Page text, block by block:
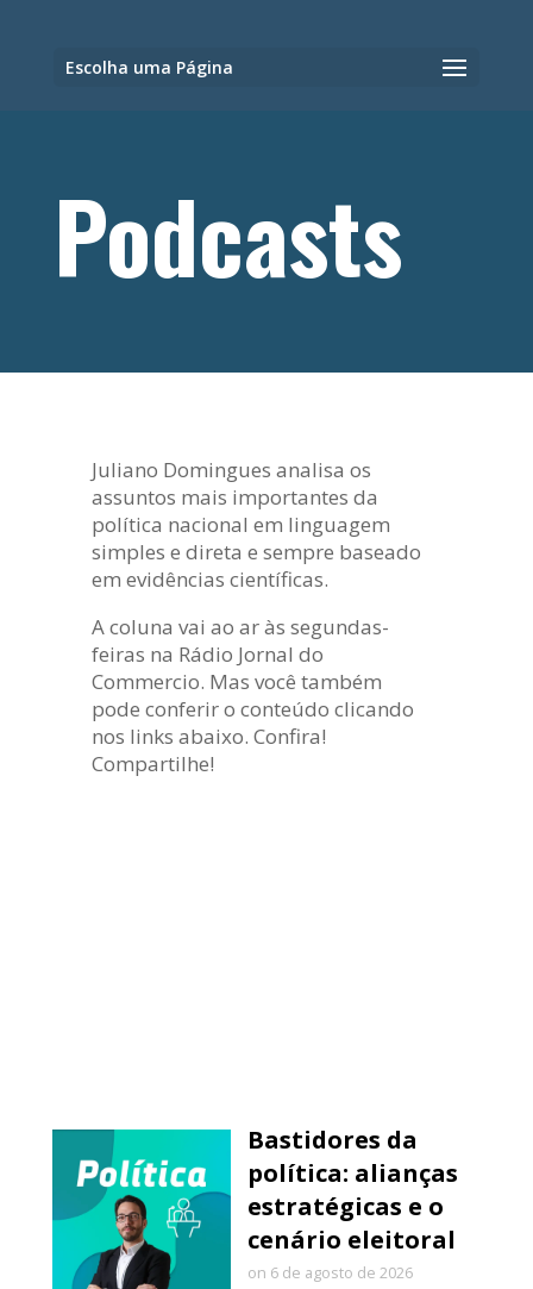
Escolha uma Página
Podcasts
Juliano Domingues analisa os
assuntos mais importantes da
política nacional em linguagem
simples e direta e sempre baseado
em evidências científicas.
A coluna vai ao ar às segundas-
feiras na Rádio Jornal do
Commercio. Mas você também
pode conferir o conteúdo clicando
nos links abaixo. Confira!
Compartilhe!
Bastidores da
política: alianças
estratégicas e o
cenário eleitoral
on 6 de agosto de 2026